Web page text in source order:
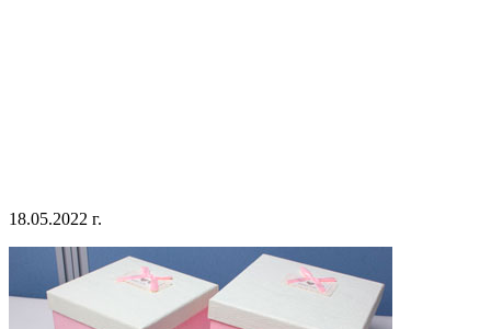
18.05.2022 г.